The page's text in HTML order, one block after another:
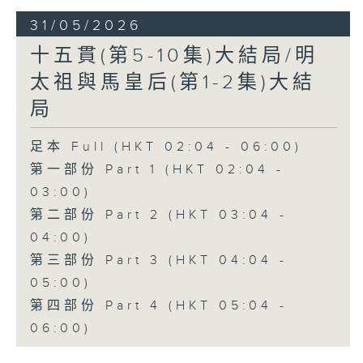
31/05/2026
十五貫(第5-10集)大結局/明
太祖與馬皇后(第1-2集)大結
局
足本 Full (HKT 02:04 - 06:00)
第一部份 Part 1 (HKT 02:04 -
03:00)
第二部份 Part 2 (HKT 03:04 -
04:00)
第三部份 Part 3 (HKT 04:04 -
05:00)
第四部份 Part 4 (HKT 05:04 -
06:00)